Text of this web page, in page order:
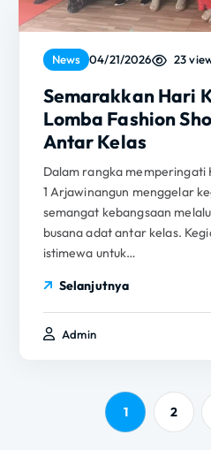
News 04/21/2026 23
Semarakkan Hari
Lomba Fashion
Antar Kelas
Dalam rangka memperingati
1 Arjawinangun menggelar
semangat kebangsaan
busana adat antar kelas.
istimewa untuk…
Selanjutnya
Admin
1 2